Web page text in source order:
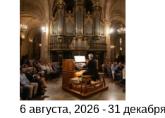
6 августа, 2026 -31